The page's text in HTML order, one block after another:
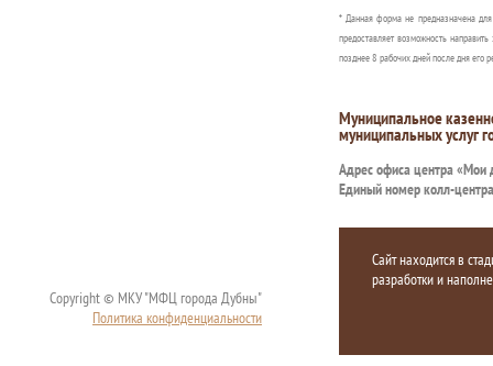
* Данная форма не предназначена
предоставляет возможность
позднее 8 рабочих дней после дня его
Муниципальное
муниципальных услуг
Адрес офиса центра «Мои
Единый номер колл-
Copyright © МКУ "МФЦ города Дубны"
Политика конфиденциальности
Сайт находится в
разработки и